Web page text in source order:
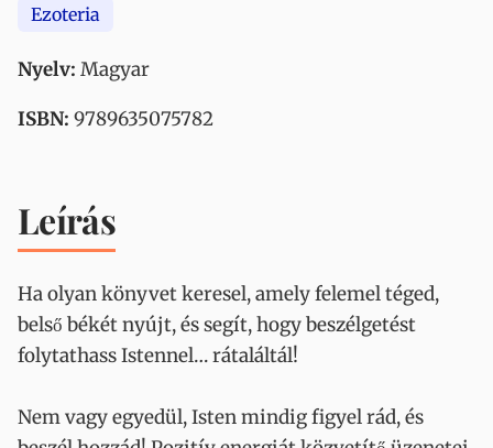
Ezoteria
Nyelv: Magyar
ISBN: 9789635075782
Leírás
Ha olyan könyvet keresel, amely felemel téged,
belső békét nyújt, és segít, hogy beszélgetést
folytathass Istennel… rátaláltál!
Nem vagy egyedül, Isten mindig figyel rád, és